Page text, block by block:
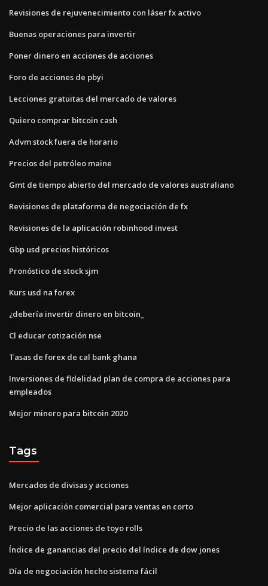
Revisiones de rejuvenecimiento con láser fx activo
Buenas operaciones para invertir
Poner dinero en acciones de acciones
Foro de acciones de pbyi
Lecciones gratuitas del mercado de valores
Quiero comprar bitcoin cash
Advm stock fuera de horario
Precios del petróleo maine
Gmt de tiempo abierto del mercado de valores australiano
Revisiones de plataforma de negociación de fx
Revisiones de la aplicación robinhood invest
Gbp usd precios históricos
Pronóstico de stock sjm
Kurs usd na forex
¿debería invertir dinero en bitcoin_
Cl educar cotización nse
Tasas de forex de cal bank ghana
Inversiones de fidelidad plan de compra de acciones para
empleados
Mejor minero para bitcoin 2020
Tags
Mercados de divisas y acciones
Mejor aplicación comercial para ventas en corto
Precio de las acciones de toyo rolls
Índice de ganancias del precio del índice de dow jones
Día de negociación hecho sistema fácil